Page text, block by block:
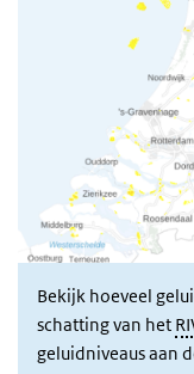
Bekijk hoeveel
schatting van het
geluidniveaus aan